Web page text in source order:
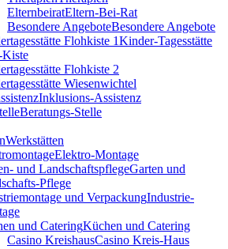
ElternbeiratEltern-Bei-Rat
Besondere AngeboteBesondere Angebote
Flohkiste 1Kinder-Tagesstätte
Flohkiste 2
Wiesenwichtel
Inklusions-Assistenz
Beratungs-Stelle
Werkstätten
Elektro-Montage
und LandschaftspflegeGarten und
Pflege
und VerpackungIndustrie-
und CateringKüchen und Catering
Casino KreishausCasino Kreis-Haus